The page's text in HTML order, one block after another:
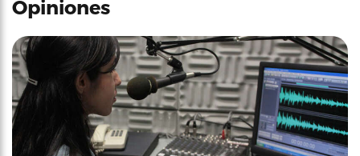
Opiniones